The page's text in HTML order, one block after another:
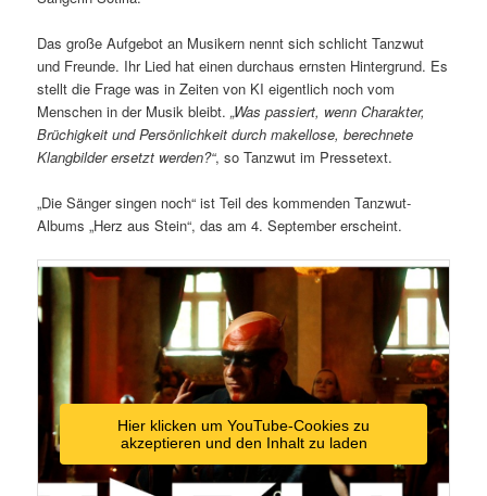
Das große Aufgebot an Musikern nennt sich schlicht Tanzwut
und Freunde. Ihr Lied hat einen durchaus ernsten Hintergrund. Es
stellt die Frage was in Zeiten von KI eigentlich noch vom
Menschen in der Musik bleibt.„Was passiert, wenn Charakter,
Brüchigkeit und Persönlichkeit durch makellose, berechnete
Klangbilder ersetzt werden?“, so Tanzwut im Pressetext.
„Die Sänger singen noch“ ist Teil des kommenden Tanzwut-
Albums „Herz aus Stein“, das am 4. September erscheint.
Hier klicken um YouTube-Cookies zu
akzeptieren und den Inhalt zu laden